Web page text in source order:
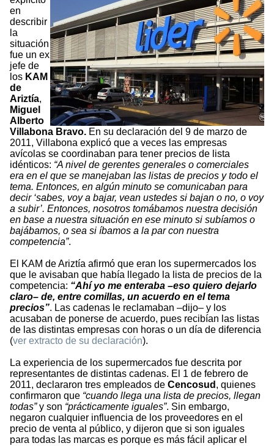
en
describir
la
situación
fue un ex
jefe de
los KAM
de
Ariztía,
Miguel
Alberto
Villabona Bravo. En su declaración del 9 de marzo de
2011, Villabona explicó que a veces las empresas
avícolas se coordinaban para tener precios de lista
idénticos: “A nivel de gerentes generales o comerciales
era en el que se manejaban las listas de precios y todo el
tema. Entonces, en algún minuto se comunicaban para
decir ‘sabes, voy a bajar, vean ustedes si bajan o no, o voy
a subir’. Entonces, nosotros tomábamos nuestra decisión
en base a nuestra situación en ese minuto si subíamos o
bajábamos, o sea si íbamos a la par con nuestra
competencia”.
El KAM de Ariztía afirmó que eran los supermercados los
que le avisaban que había llegado la lista de precios de la
competencia: “Ahí yo me enteraba –eso quiero dejarlo
claro– de, entre comillas, un acuerdo en el tema
precios”. Las cadenas le reclamaban –dijo– y los
acusaban de ponerse de acuerdo, pues recibían las listas
de las distintas empresas con horas o un día de diferencia
(ver extracto de su declaración).
La experiencia de los supermercados fue descrita por
representantes de distintas cadenas. El 1 de febrero de
2011, declararon tres empleados de Cencosud , quienes
confirmaron que “cuando llega una lista de precios, llegan
todas”y son “prácticamente iguales”. Sin embargo,
negaron cualquier influencia de los proveedores en el
precio de venta al público, y dijeron que si son iguales
para todas las marcas es porque es más fácil aplicar el